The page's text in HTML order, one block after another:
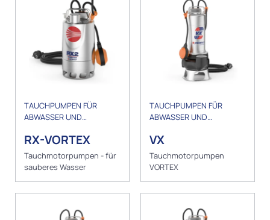
TAUCHPUMPEN FÜR
ABWASSER UND
RX-VORTEX
Tauchmotorpumpen - für
sauberes Wasser
TAUCHPUMPEN FÜR
ABWASSER UND
VX
Tauchmotorpumpen
VORTEX